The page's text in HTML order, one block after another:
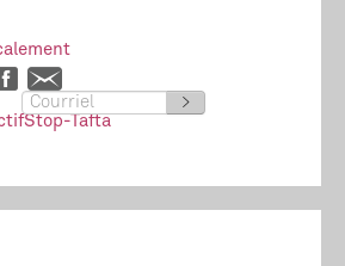
>
Stop-Tafta